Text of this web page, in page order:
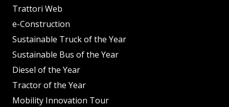
Trattori Web
e-Construction
Sustainable Truck of the Year
Sustainable Bus of the Year
Diesel of the Year
Tractor of the Year
Mobility Innovation Tour